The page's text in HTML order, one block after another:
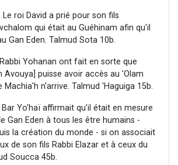
Le roi David a prié pour son fils
qui était au Guéhinam afin qu'il
Gan Eden. Talmud Sota 10b.
Yohanan ont fait en sorte que
Avouya] puisse avoir accès au 'Olam
Machia'h n'arrive. Talmud 'Haguiga 15b.
Bar Yo'haï affirmait qu'il était en mesure
Gan Eden à tous les être humains -
la création du monde - si on associait
de son fils Rabbi Elazar et à ceux du
Soucca 45b.